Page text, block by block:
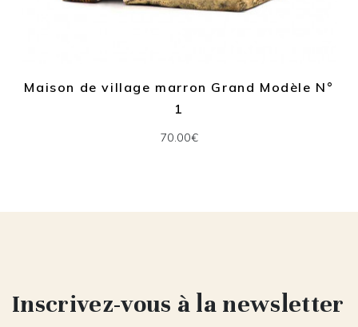
Maison de village marron Grand Modèle N°
1
70.00€
Inscrivez-vous à la newsletter